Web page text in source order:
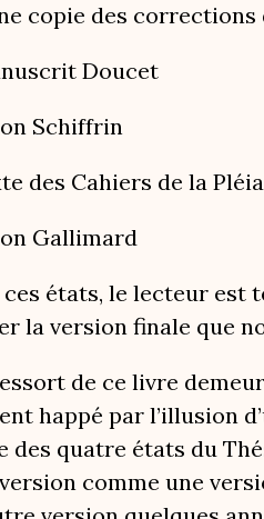
copie des corrections
Doucet
Schiffrin
des Cahiers de la
Gallimard
ces états, le lecteur est
la version finale que
de ce livre
happé par l’illusion
des quatre états du
comme une